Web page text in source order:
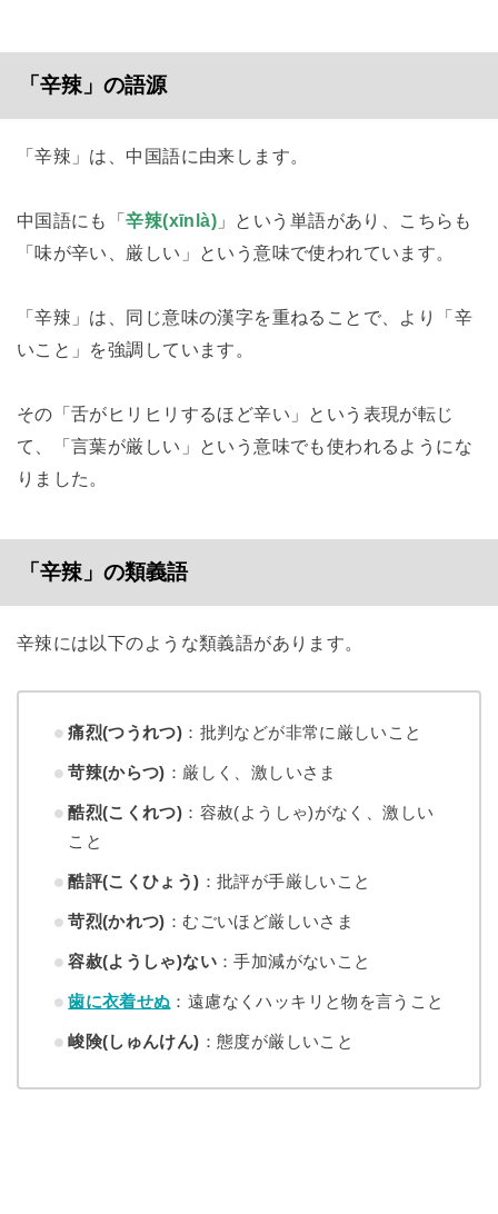
「辛辣」の語源
「辛辣」は、中国語に由来します。
中国語にも「辛辣(xīnlà) 」という単語があり、こちらも
「味が辛い、厳しい」という意味で使われています。
「辛辣」は、同じ意味の漢字を重ねることで、より「辛
いこと」を強調しています。
その「舌がヒリヒリするほど辛い」という表現が転じ
て、「言葉が厳しい」という意味でも使われるようにな
りました。
「辛辣」の類義語
辛辣には以下のような類義語があります。
痛烈(つうれつ) ：批判などが非常に厳しいこと
苛辣(からつ) ：厳しく、激しいさま
酷烈(こくれつ) ：容赦(ようしゃ)がなく、激しい
こと
酷評(こくひょう) ：批評が手厳しいこと
苛烈(かれつ) ：むごいほど厳しいさま
容赦(ようしゃ)ない ：手加減がないこと
歯に衣着せぬ ：遠慮なくハッキリと物を言うこと
峻険(しゅんけん) ：態度が厳しいこと